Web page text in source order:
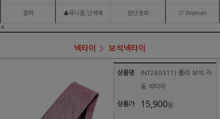
점퍼 ♣유니폼,단체복 원단정보 ♡ Woman
ㅌ
넥타이 보석넥타이
상품명 (NT260317) 폴리 보석 자
동 넥타이
상품가 15,900원